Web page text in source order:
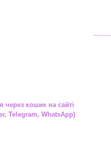
через кошик на сайті
Telegram, WhatsApp)